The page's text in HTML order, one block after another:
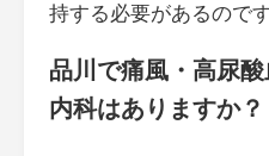
持する必要があるのです
品川で痛風・高尿
内科はありますか？